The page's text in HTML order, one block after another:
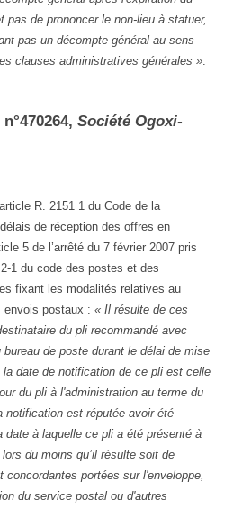
pas de prononcer le non-lieu à statuer,
pas un décompte général au sens
clauses administratives générales »
Société Ogoxi-
R. 2151 1 du Code de la
de réception des offres en
5 de l’arrêté du 7 février 2007 pris
1 du code des postes et des
fixant les modalités relatives au
envois postaux : « Il résulte de ces
du pli recommandé avec
de poste durant le délai de mise
date de notification de ce pli est celle
du pli à l'administration au terme du
notification est réputée avoir été
date à laquelle ce pli a été présenté à
du moins qu’il résulte soit de
portées sur l'enveloppe,
du service postal ou d'autres